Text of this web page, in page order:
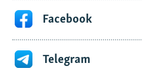
Facebook
Telegram